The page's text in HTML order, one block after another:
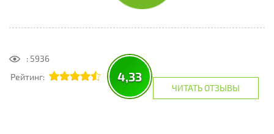
: 5936
Рейтинг:
4,33
ЧИТАТЬ ОТЗЫВЫ